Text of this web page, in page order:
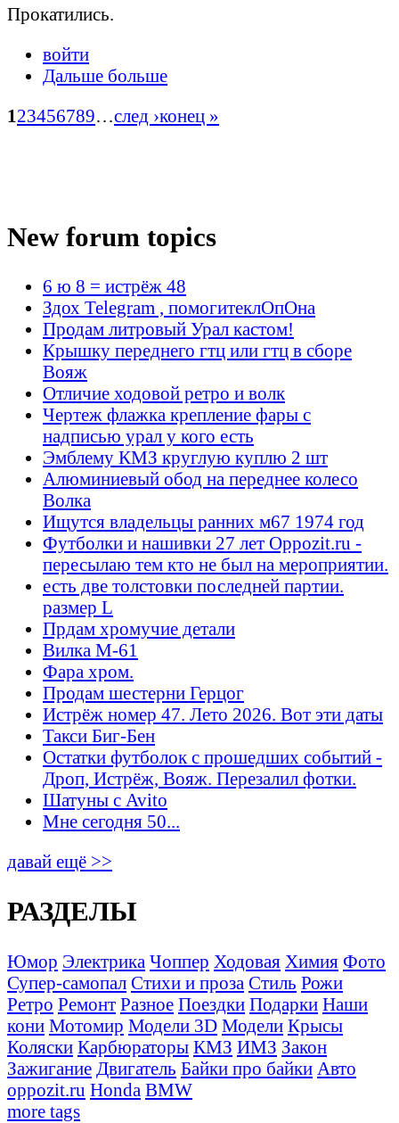
Прокатились.
войти
Дальше больше
123456789…след ›конец »
New forum topics
6 ю 8 = истрёж 48
Здох Telegram , помогитеклОпОна
Продам литровый Урал кастом!
Крышку переднего гтц или гтц в сборе
Вояж
Отличие ходовой ретро и волк
Чертеж флажка крепление фары с
надписью урал у кого есть
Эмблему КМЗ круглую куплю 2 шт
Алюминиевый обод на переднее колесо
Волка
Ищутся владельцы ранних м67 1974 год
Футболки и нашивки 27 лет Oppozit.ru -
пересылаю тем кто не был на мероприятии.
есть две толстовки последней партии.
размер L
Прдам хромучие детали
Вилка М-61
Фара хром.
Продам шестерни Герцог
Истрёж номер 47. Лето 2026. Вот эти даты
Такси Биг-Бен
Остатки футболок с прошедших событий -
Дроп, Истрёж, Вояж. Перезалил фотки.
Шатуны с Avito
Мне сегодня 50...
давай ещё >>
РАЗДЕЛЫ
Юмор Электрика Чоппер Ходовая Химия Фото
Супер-самопал Стихи и проза Стиль Рожи
Ретро Ремонт Разное Поездки Подарки Наши
кони Мотомир Модели 3D Модели Крысы
Коляски Карбюраторы КМЗ ИМЗ Закон
Зажигание Двигатель Байки про байки Авто
oppozit.ru Honda BMW
more tags